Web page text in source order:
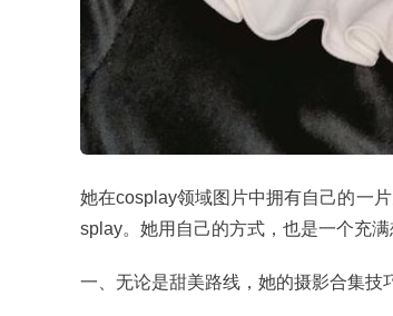
她在cosplay领域图片中拥有自己的一
splay。她用自己的方式，也是一个充
一、无论是甜美路线，她的摄影合集技